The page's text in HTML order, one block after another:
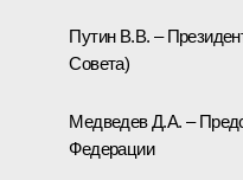
Путин В.В. –
Совета)
Медведев Д.А. –
Федерации